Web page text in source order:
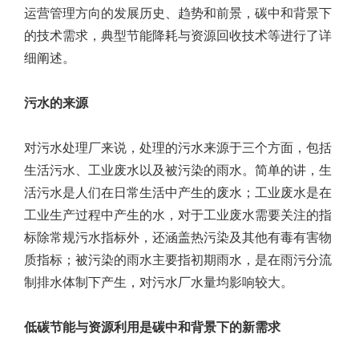
运营管理方向的发展历史、趋势和前景，碳中和背景下
的技术需求，典型节能降耗与资源回收技术等进行了详
细阐述。
污水的来源
对污水处理厂来说，处理的污水来源于三个方面，包括
生活污水、工业废水以及被污染的雨水。简单的讲，生
活污水是人们在日常生活中产生的废水；工业废水是在
工业生产过程中产生的水，对于工业废水需要关注的指
标除常规污水指标外，还涵盖热污染及其他有毒有害物
质指标；被污染的雨水主要指初期雨水，是在雨污分流
制排水体制下产生，对污水厂水量均影响较大。
低碳节能与资源利用是碳中和背景下的新需求